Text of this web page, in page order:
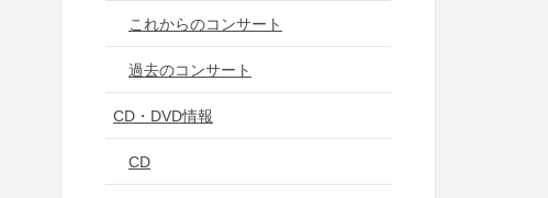
これからのコンサート
過去のコンサート
CD・DVD情報
CD